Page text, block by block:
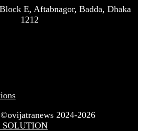
E, Aftabnagor, Badda, Dhaka
1212
2024-2026
SOLUTION